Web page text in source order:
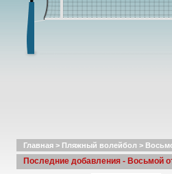
Главная > Пляжный волейбол >
Последние добавления - Восьмой